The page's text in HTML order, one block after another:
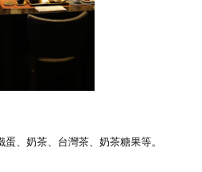
、奶茶、台灣茶、奶茶糖果等。